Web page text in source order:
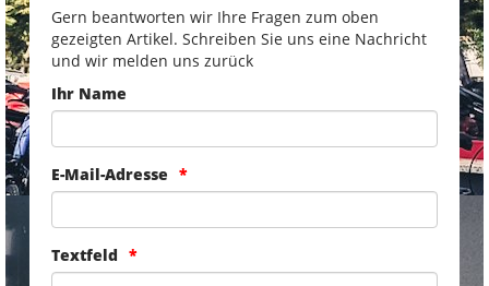
Gern beantworten wir Ihre Fragen zum oben
gezeigten Artikel. Schreiben Sie uns eine Nachricht
und wir melden uns zurück
Ihr Name
E-Mail-Adresse
Textfeld